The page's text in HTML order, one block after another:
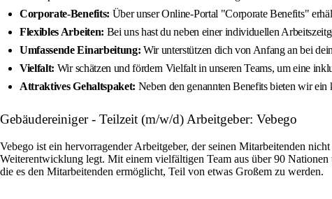
Corporate-Benefits: Über unser Online-Portal "Corporate Benefits"
Flexibles Arbeiten: Bei uns hast du neben einer individuellen
Umfassende Einarbeitung: Wir unterstützen dich von Anfang an bei
Vielfalt: Wir schätzen und fördern Vielfalt in unseren Teams, um eine
Attraktives Gehaltspaket: Neben den genannten Benefits bieten wir
Gebäudereiniger - Teilzeit (m/w/d) Arbeitgeber: Vebego
Vebego ist ein hervorragender Arbeitgeber, der seinen Mitarbeitenden
Weiterentwicklung legt. Mit einem vielfältigen Team aus über 90
die es den Mitarbeitenden ermöglicht, Teil von etwas Großem zu werden.